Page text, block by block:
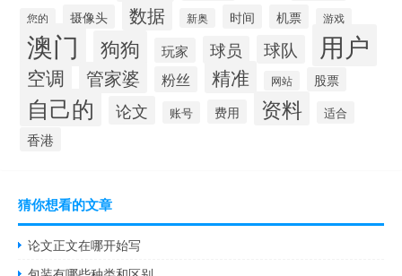
您的 摄像头 数据 新奥 时间 机票 游戏
澳门 狗狗 玩家 球员 球队 用户
空调 管家婆 粉丝 精准 网站 股票
自己的 论文 账号 费用 资料 适合
香港
猜你想看的文章
论文正文在哪开始写